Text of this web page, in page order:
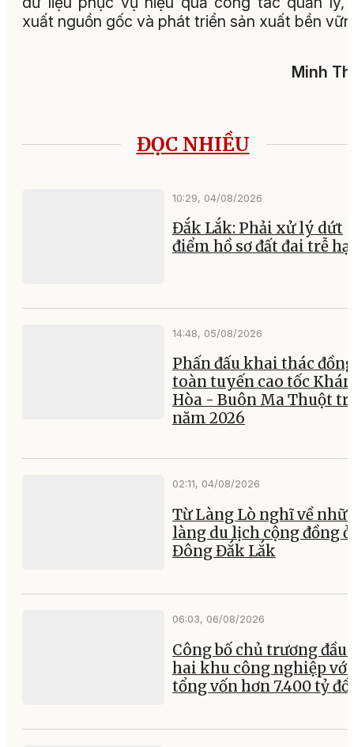
xuất nguồn gốc và phát triển sản xuất bền
Minh
ĐỌC NHIỀU
10:29, 04/08/2026
Đắk Lắk: Phải xử lý dứt
điểm hồ sơ đất đai trễ
14:48, 05/08/2026
Phấn đấu khai thác
toàn tuyến cao tốc
Hòa - Buôn Ma Thuột
năm 2026
02:11, 04/08/2026
Từ Làng Lò nghĩ về
làng du lịch cộng đồng ở
Đông Đắk Lắk
06:03, 06/08/2026
Công bố chủ trương đầu
hai khu công nghiệp với
tổng vốn hơn 7.400 tỷ